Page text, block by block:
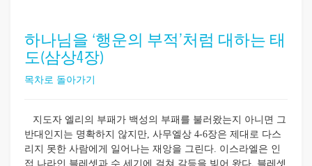
하나님을 ‘행운의 부적’처럼 대하는 태
도(삼상4장)
목차로 돌아가기
지도자 엘리의 부패가 백성의 부패를 불러왔는지 아니면 그
반대인지는 명확하지 않지만, 사무엘상 4-6장은 제대로 다스
리지 못한 사람에게 일어나는 재앙을 그린다. 이스라엘은 인
접 나라인 블레셋과 수 세기에 걸쳐 갈등을 빚어 왔다. 블레셋